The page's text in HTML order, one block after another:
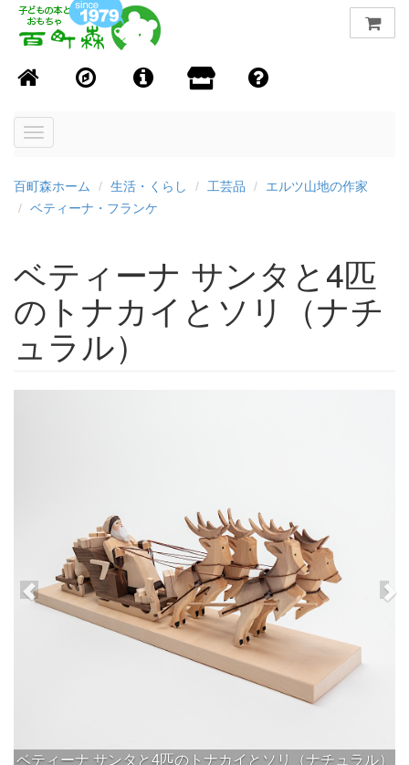
Toggle
百町森ホーム 生活・くらし 工芸品
エルツ山地の作家
ベティーナ・フランケ
ベティーナ サンタと4匹
のトナカイとソリ（ナチ
ュラル）
ベティーナ サンタと4匹のトナカイとソリ（ナチュラル）